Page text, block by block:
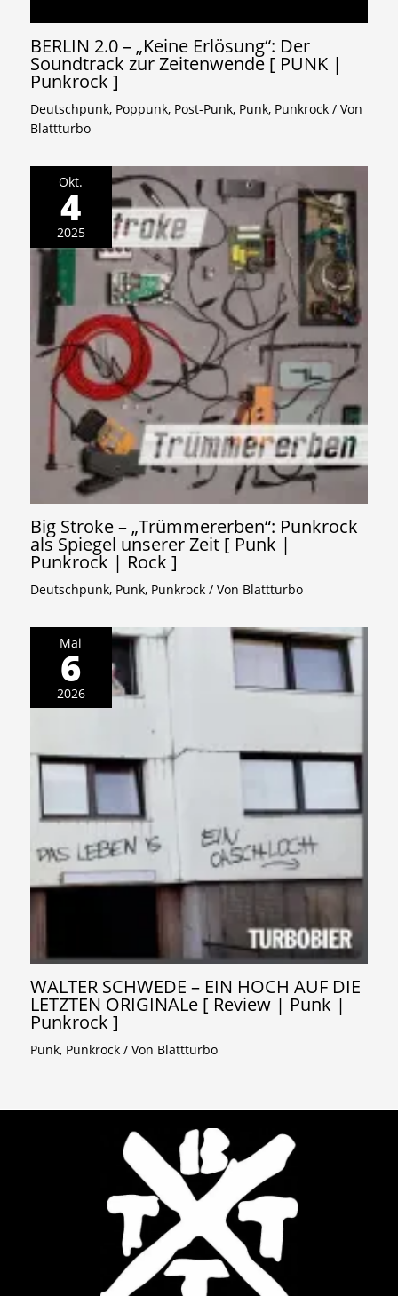
BERLIN 2.0 – „Keine Erlösung“: Der
Soundtrack zur Zeitenwende [ PUNK |
Punkrock ]
Deutschpunk, Poppunk, Post-Punk, Punk, Punkrock / Von
Blattturbo
Okt.
4
2025
Big Stroke – „Trümmererben“: Punkrock
als Spiegel unserer Zeit [ Punk |
Punkrock | Rock ]
Deutschpunk, Punk, Punkrock / Von Blattturbo
Mai
6
2026
WALTER SCHWEDE – EIN HOCH AUF DIE
LETZTEN ORIGINALe [ Review | Punk |
Punkrock ]
Punk, Punkrock / Von Blattturbo